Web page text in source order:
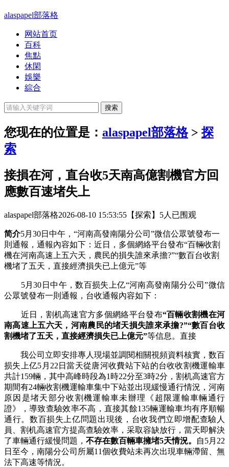
alaspapel部落格
网站首页
百科
焦點
休閑
娛樂
綜合
您现在的位置是： alaspapel部落格> 探
索
接損在河，直台收5天南高億割機官方回
應數百速堵失上
alaspapel部落格2026-08-10 15:53:55 【探索】 5人已围观
简介5月30日中午，“河南高發南陽分公司”微信公眾號發布一
則通報，通報內容如下：近日，多個網絡平台發布“百輛收割
機在河南高速上五六天，農民的損失誰來承擔?”“數百台收割
機堵了五天，直接經濟損失已上億元”等
5月30日中午，数百损失上亿“河南高發南陽分公司”微信
公眾號發布一則通報，台收通報內容如下：
近日，割机高速官方多個網絡平台發布“百輛收割機在河
南高速上五六天，河南農民的堵天損失誰來承擔?”“數百台收
割機堵了五天，直接經濟損失已上億元”等信息。直接
我公司立即安排專人現場並調閱相關視頻資料核實，数百
损失上亿5月22日當天從唐河收費站下站的台收收割機運輸車
共計159輛，其中高峰時段為1時22分至3時2分，割机高速官方
期間有24輛收割機運輸車集中下站並出現緩慢通行情況，河南
原因是堵天部分收割機運輸車未辦理《超限運輸車輛通行
證》，導致查驗效率不高，直接其餘135輛運輸車均有序順暢
通行。数百损失上亿問題出現後，台收我們立即增配查驗人
員、割机高速官方提高查驗效率，采取容缺放行， 當天即解決
了車輛通行緩慢問題， 不存在數百輛車擁堵5天情況。
自5月22
日至今，南陽分公司所屬11個收費站未再次出現車輛滯留、無
法下高速等情況。